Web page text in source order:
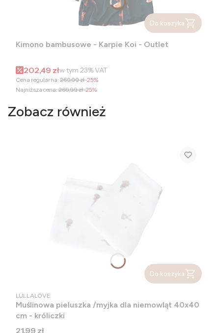
Do koszyka
Kimono bambusowe - Karpie Koi - Outlet
Cena promocyjna brutto
202,49 złw tym 23%VAT
Cena regularna: 269,99 zł-25%
Najniższa cena: 269,99 zł-25%
Zobacz również
Do koszyka
PRODUCENT
LULLALOVE
Muślinowa pieluszka /myjka dla niemowląt 40x40
cm - króliczki
Cena
21,99 zł